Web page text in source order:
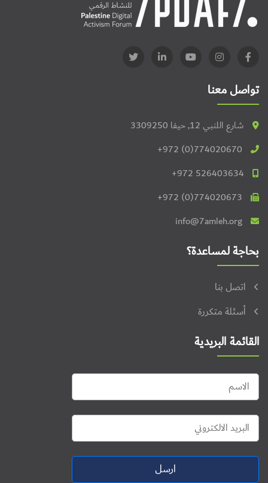
تواصل معنا
شارع اللنبي 12, حيفا 3309250
+972 (0)774020670
+972 526403634
+972 (0)774020673
info@7amleh.org
بحاجة لمساعدة؟
اتصل بنا
أسئلة متكررة
القائمة البريدية
ارسل